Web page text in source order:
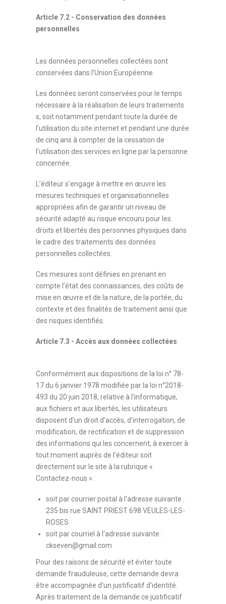
Article 7.2 - Conservation des données
personnelles
Les données personnelles collectées sont
conservées dans l’Union Européenne.
Les données seront conservées pour le temps
nécessaire à la réalisation de leurs traitements
s, soit notamment pendant toute la durée de
l’utilisation du site internet et pendant une durée
de cinq ans à compter de la cessation de
l’utilisation des services en ligne par la personne
concernée.
L’éditeur s’engage à mettre en œuvre les
mesures techniques et organisationnelles
appropriées afin de garantir un niveau de
sécurité adapté au risque encouru pour les
droits et libertés des personnes physiques dans
le cadre des traitements des données
personnelles collectées.
Ces mesures sont définies en prenant en
compte l’état des connaissances, des coûts de
mise en œuvre et de la nature, de la portée, du
contexte et des finalités de traitement ainsi que
des risques identifiés.
Article 7.3 - Accès aux données collectées
Conformément aux dispositions de la loi n° 78-
17 du 6 janvier 1978 modifiée par la loi n°2018-
493 du 20 juin 2018, relative à l'informatique,
aux fichiers et aux libertés, les utilisateurs
disposent d'un droit d'accès, d'interrogation, de
modification, de rectification et de suppression
des informations qui les concernent, à exercer à
tout moment auprès de l'éditeur soit
directement sur le site à la rubrique «
Contactez-nous » :
soit par courrier postal à l'adresse suivante :
235 bis rue SAINT PRIEST 698 VEULES-LES-
ROSES
soit par courriel à l'adresse suivante :
ckseven@gmail.com
Pour des raisons de sécurité et éviter toute
demande frauduleuse, cette demande devra
être accompagnée d'un justificatif d'identité.
Après traitement de la demande ce justificatif